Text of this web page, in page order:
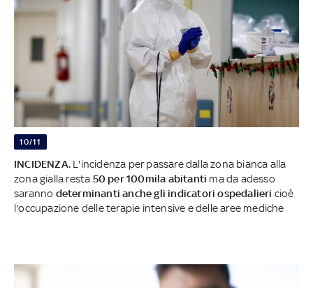
10/11
INCIDENZA.L'incidenza per passare dalla zona bianca alla
zona gialla resta 50 per 100mila abitanti ma da adesso
saranno determinanti anche gli indicatori ospedalieri cioè
l'occupazione delle terapie intensive e delle aree mediche